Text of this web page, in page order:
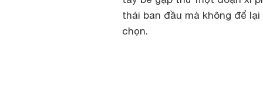
thái ban đầu mà không để
chọn.